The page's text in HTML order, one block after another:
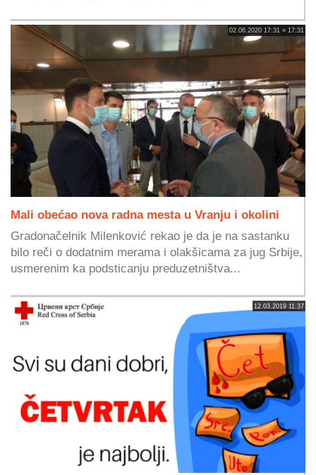
02.06.2020 17:31 » 17:31
Mali obećao nova radna mesta u Vranju i okolini
Gradonačelnik Milenković rekao je da je na sastanku
bilo reči o dodatnim merama i olakšicama za jug Srbije,
usmerenim ka podsticanju preduzetništva...
12.03.2019 11:37